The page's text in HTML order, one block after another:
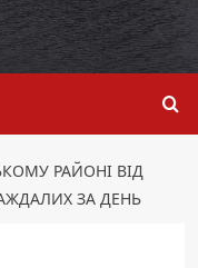
РАЙОНІ ВІД
ЗА ДЕНЬ